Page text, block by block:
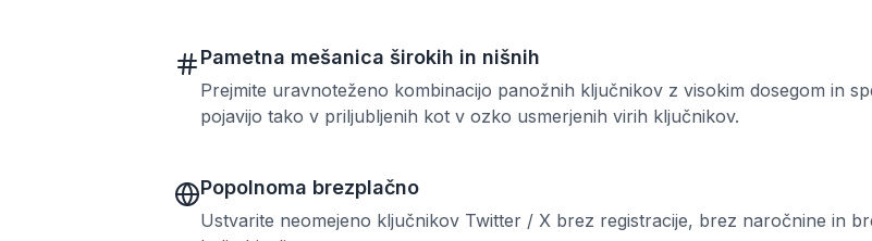
Pametna mešanica širokih in nišnih
Prejmite uravnoteženo kombinacijo panožnih ključnikov z visokim dosegom in
pojavijo tako v priljubljenih kot v ozko usmerjenih virih ključnikov.
Popolnoma brezplačno
Ustvarite neomejeno ključnikov Twitter / X brez registracije, brez naročnine in